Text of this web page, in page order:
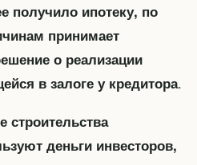
получило ипотеку, по
принимает
о реализации
в залоге у кредитора.
строительства
деньги инвесторов,